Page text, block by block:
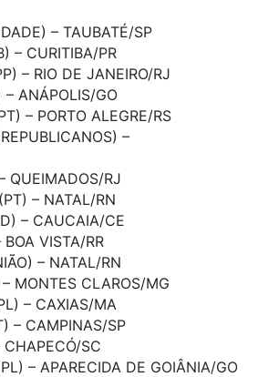
– TAUBATÉ/SP
– CURITIBA/PR
– RIO DE JANEIRO/RJ
ANÁPOLIS/GO
– PORTO ALEGRE/RS
–
QUEIMADOS/RJ
– NATAL/RN
– CAUCAIA/CE
VISTA/RR
– NATAL/RN
MONTES CLAROS/MG
– CAXIAS/MA
– CAMPINAS/SP
SC
– APARECIDA DE GOIÂNIA/GO